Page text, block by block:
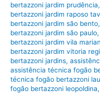
bertazzoni jardim prudência
bertazzoni jardim raposo
bertazzoni jardim são bento
bertazzoni jardim são paulo
bertazzoni jardim vila
bertazzoni jardim vitoria
bertazzoni jardins,
assistência técnica fogão
técnica fogão bertazzoni
fogão bertazzoni leopoldina